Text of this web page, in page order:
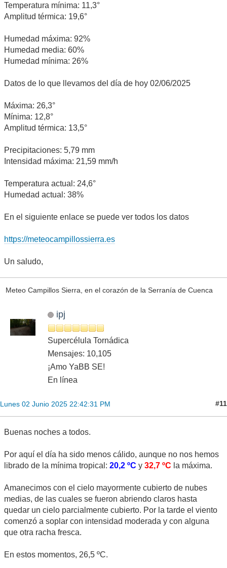
Temperatura mínima: 11,3°
Amplitud térmica: 19,6°
Humedad máxima: 92%
Humedad media: 60%
Humedad mínima: 26%
Datos de lo que llevamos del día de hoy 02/06/2025
Máxima: 26,3°
Mínima: 12,8°
Amplitud térmica: 13,5°
Precipitaciones: 5,79 mm
Intensidad máxima: 21,59 mm/h
Temperatura actual: 24,6°
Humedad actual: 38%
En el siguiente enlace se puede ver todos los datos
https://meteocampillossierra.es
Un saludo,
Meteo Campillos Sierra, en el corazón de la Serranía de Cuenca
ipj
Supercélula Tornádica
Mensajes: 10,105
¡Amo YaBB SE!
En línea
Lunes 02 Junio 2025 22:42:31 PM #11
Buenas noches a todos.
Por aquí el día ha sido menos cálido, aunque no nos hemos
librado de la mínima tropical: 20,2 ºC y 32,7 ºC la máxima.
Amanecimos con el cielo mayormente cubierto de nubes
medias, de las cuales se fueron abriendo claros hasta
quedar un cielo parcialmente cubierto. Por la tarde el viento
comenzó a soplar con intensidad moderada y con alguna
que otra racha fresca.
En estos momentos, 26,5 ºC.